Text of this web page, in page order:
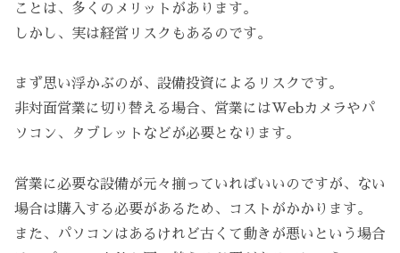
ことは、多くのメリットがあります。
しかし、実は経営リスクもあるのです。
まず思い浮かぶのが、設備投資によるリスクです。
非対面営業に切り替える場合、営業にはWebカメラやパ
ソコン、タブレットなどが必要となります。
営業に必要な設備が元々揃っていればいいのですが、ない
場合は購入する必要があるため、コストがかかります。
また、パソコンはあるけれど古くて動きが悪いという場合